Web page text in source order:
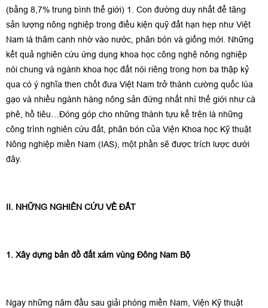
(bằng 8,7% trung bình thế giới) 1. Con đường duy nhất để tăng
sản lượng nông nghiệp trong điều kiện quỹ đất hạn hẹp như Việt
Nam là thâm canh nhờ vào nước, phân bón và giống mới. Những
kết quả nghiên cứu ứng dụng khoa học công nghệ nông nghiệp
nói chung và ngành khoa học đất nói riêng trong hơn ba thập kỷ
qua có ý nghĩa then chốt đưa Việt Nam trở thành cường quốc lúa
gạo và nhiều ngành hàng nông sản đứng nhất nhì thế giới như cà
phê, hồ tiêu…Đóng góp cho những thành tựu kể trên là những
công trình nghiên cứu đất, phân bón của Viện Khoa học Kỹ thuật
Nông nghiệp miền Nam (IAS), một phần sẽ được trích lược dưới
đây.
II. NHỮNG NGHIÊN CỨU VỀ ĐẤT
1. Xây dựng bản đồ đất xám vùng Đông Nam Bộ
Ngay những năm đầu sau giải phóng miền Nam, Viện Kỹ thuật